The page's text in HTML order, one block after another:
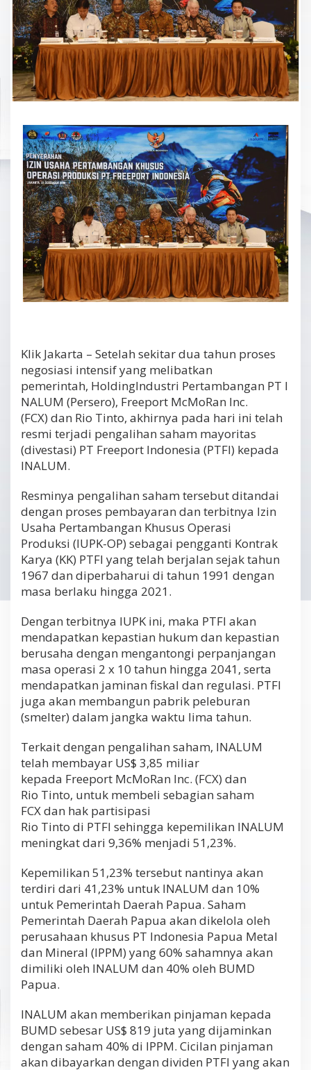
Klik Jakarta – Setelah sekitar dua tahun proses
negosiasi intensif yang melibatkan
pemerintah, HoldingIndustri Pertambangan PT I
NALUM (Persero), Freeport McMoRan Inc.
(FCX) dan Rio Tinto, akhirnya pada hari ini telah
resmi terjadi pengalihan saham mayoritas
(divestasi) PT Freeport Indonesia (PTFI) kepada
INALUM.
Resminya pengalihan saham tersebut ditandai
dengan proses pembayaran dan terbitnya Izin
Usaha Pertambangan Khusus Operasi
Produksi (IUPK-OP) sebagai pengganti Kontrak
Karya (KK) PTFI yang telah berjalan sejak tahun
1967 dan diperbaharui di tahun 1991 dengan
masa berlaku hingga 2021.
Dengan terbitnya IUPK ini, maka PTFI akan
mendapatkan kepastian hukum dan kepastian
berusaha dengan mengantongi perpanjangan
masa operasi 2 x 10 tahun hingga 2041, serta
mendapatkan jaminan fiskal dan regulasi. PTFI
juga akan membangun pabrik peleburan
(smelter) dalam jangka waktu lima tahun.
Terkait dengan pengalihan saham, INALUM
telah membayar US$ 3,85 miliar
kepada Freeport McMoRan Inc. (FCX) dan
Rio Tinto, untuk membeli sebagian saham
FCX dan hak partisipasi
Rio Tinto di PTFI sehingga kepemilikan INALUM
meningkat dari 9,36% menjadi 51,23%.
Kepemilikan 51,23% tersebut nantinya akan
terdiri dari 41,23% untuk INALUM dan 10%
untuk Pemerintah Daerah Papua. Saham
Pemerintah Daerah Papua akan dikelola oleh
perusahaan khusus PT Indonesia Papua Metal
dan Mineral (IPPM) yang 60% sahamnya akan
dimiliki oleh INALUM dan 40% oleh BUMD
Papua.
INALUM akan memberikan pinjaman kepada
BUMD sebesar US$ 819 juta yang dijaminkan
dengan saham 40% di IPPM. Cicilan pinjaman
akan dibayarkan dengan dividen PTFI yang akan